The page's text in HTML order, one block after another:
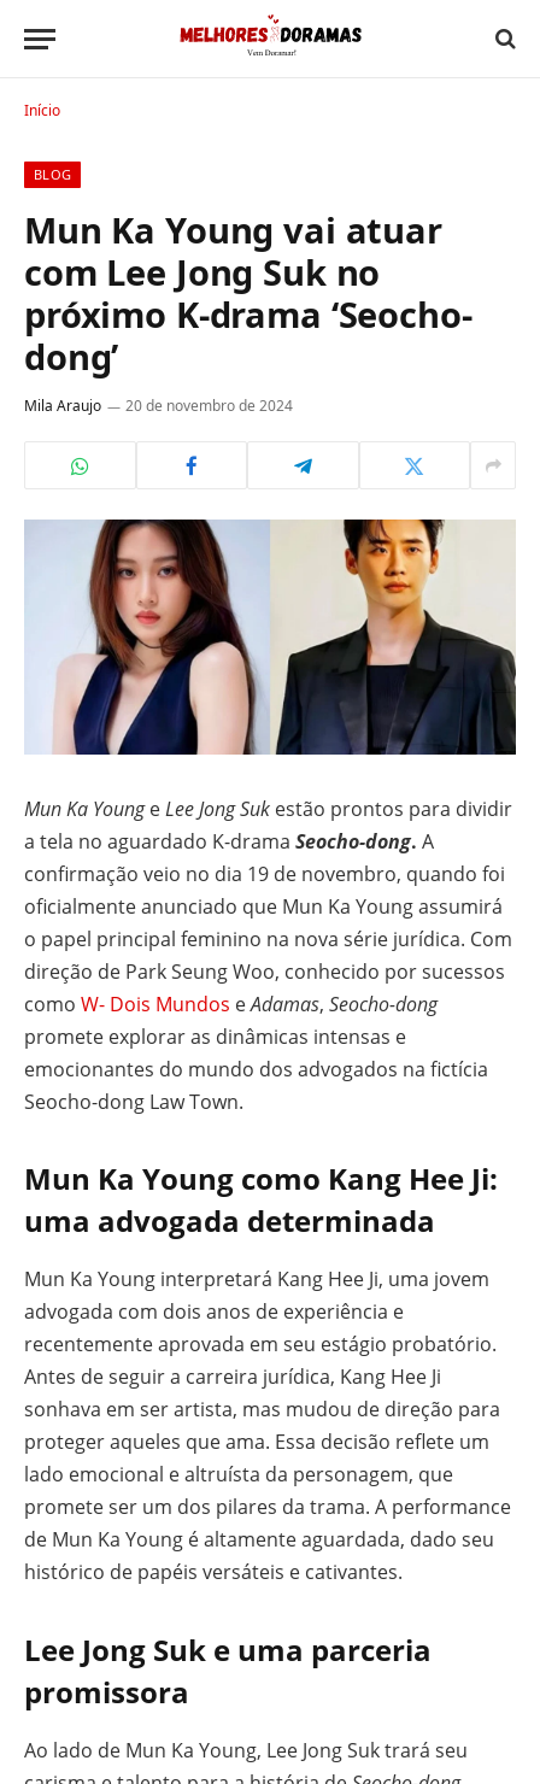
Início
BLOG
Mun Ka Young vai atuar
com Lee Jong Suk no
próximo K-drama ‘Seocho-
dong’
Mila Araujo 20 de novembro de 2024
Mun Ka YoungeLee Jong Suk estão prontos para dividir
a tela no aguardado K-drama Seocho-dong. A
confirmação veio no dia 19 de novembro, quando foi
oficialmente anunciado que Mun Ka Young assumirá
o papel principal feminino na nova série jurídica. Com
direção de Park Seung Woo, conhecido por sucessos
como W- Dois Mundos eAdamas, Seocho-dong
promete explorar as dinâmicas intensas e
emocionantes do mundo dos advogados na fictícia
Seocho-dong Law Town.
Mun Ka Young como Kang Hee Ji:
uma advogada determinada
Mun Ka Young interpretará Kang Hee Ji, uma jovem
advogada com dois anos de experiência e
recentemente aprovada em seu estágio probatório.
Antes de seguir a carreira jurídica, Kang Hee Ji
sonhava em ser artista, mas mudou de direção para
proteger aqueles que ama. Essa decisão reflete um
lado emocional e altruísta da personagem, que
promete ser um dos pilares da trama. A performance
de Mun Ka Young é altamente aguardada, dado seu
histórico de papéis versáteis e cativantes.
Lee Jong Suk e uma parceria
promissora
Ao lado de Mun Ka Young, Lee Jong Suk trará seu